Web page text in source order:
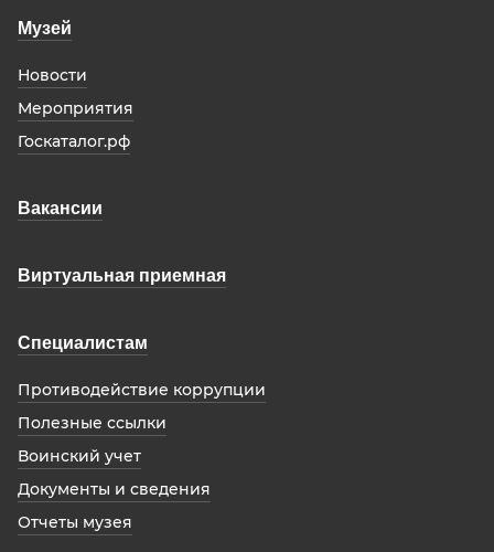
Музей
Новости
Мероприятия
Госкаталог.рф
Вакансии
Виртуальная приемная
Специалистам
Противодействие коррупции
Полезные ссылки
Воинский учет
Документы и сведения
Отчеты музея